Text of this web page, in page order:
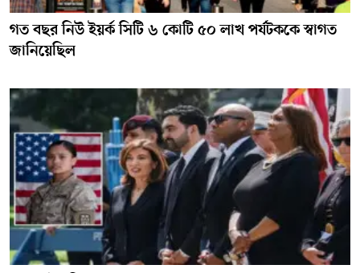
গত বছর নিউ ইয়র্ক সিটি ৬ কোটি ৫০ লাখ পর্যটককে স্বাগত
জানিয়েছিল